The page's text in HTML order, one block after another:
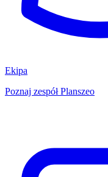
Ekipa
Poznaj zespół Planszeo